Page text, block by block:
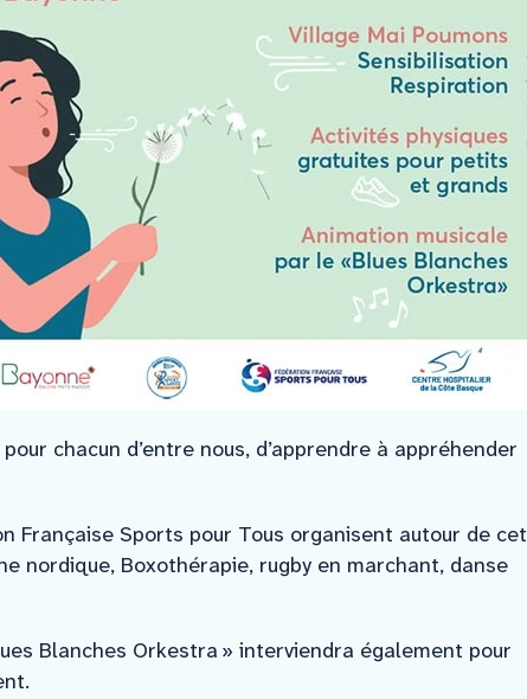
chacun d’entre nous, d’apprendre à appréhender
Française Sports pour Tous organisent autour de cet
nordique, Boxothérapie, rugby en marchant, danse
Blanches Orkestra » interviendra également pour